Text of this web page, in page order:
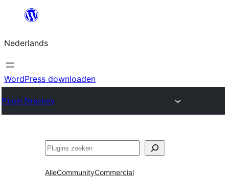
de
inhoud
Nederlands
WordPress downloaden
Plugin Directory
Zoeken
AlleCommunityCommercial